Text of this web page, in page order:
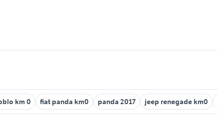
km 0 fiat panda km0 panda 2017 jeep renegade km0